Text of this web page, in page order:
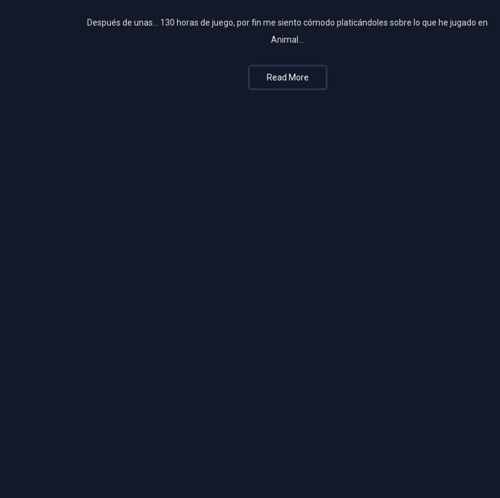
Después de unas… 130 horas de juego, por fin me siento cómodo platicándoles sobre lo que he jugado en
Animal…
Read More